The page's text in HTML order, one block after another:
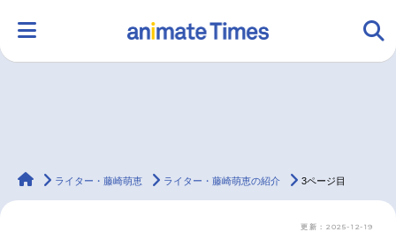
ラジオ みんなの声 グッズ 映画
animateTimes
ライター・藤崎萌恵 ライター・藤崎萌恵の紹介 3ページ目
更新：2025-12-19